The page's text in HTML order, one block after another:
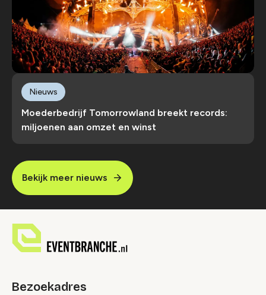
Moederbedrijf Tomorrowland breekt records:
miljoenen aan omzet en winst
Nieuws
Bekijk meer nieuws
Bezoekadres